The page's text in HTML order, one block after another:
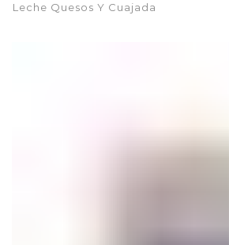
Leche Quesos Y Cuajada